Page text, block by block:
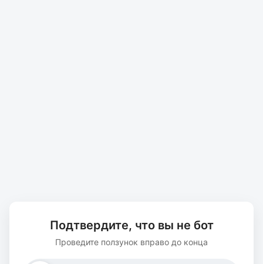
Подтвердите, что вы не бот
Проведите ползунок вправо до конца